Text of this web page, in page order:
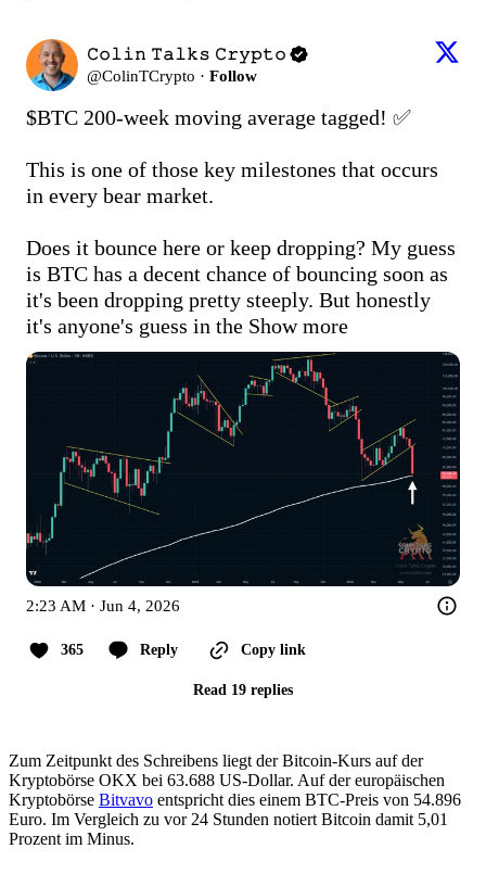
𝙲𝚘𝚕𝚒𝚗 𝚃𝚊𝚕𝚔𝚜 𝙲𝚛𝚢𝚙𝚝𝚘
@ColinTCrypto · Follow
$BTC 200-week moving average tagged! ✅
This is one of those key milestones that occurs
in every bear market.
Does it bounce here or keep dropping? My guess
is BTC has a decent chance of bouncing soon as
it's been dropping pretty steeply. But honestly
it's anyone's guess in the Show more
2:23 AM · Jun 4, 2026
365 Reply Copy link
Read 19 replies
Zum Zeitpunkt des Schreibens liegt der Bitcoin-Kurs auf der
Kryptobörse OKX bei 63.688 US-Dollar. Auf der europäischen
Kryptobörse Bitvavo entspricht dies einem BTC-Preis von 54.896
Euro. Im Vergleich zu vor 24 Stunden notiert Bitcoin damit 5,01
Prozent im Minus.